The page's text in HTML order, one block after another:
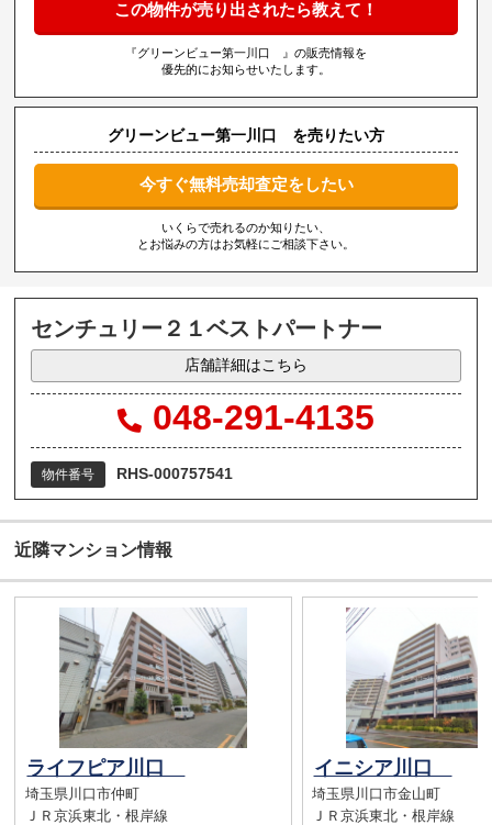
この物件が売り出されたら教えて！
『グリーンビュー第一川口 』の販売情報を
優先的にお知らせいたします。
グリーンビュー第一川口 を売りたい方
今すぐ無料売却査定をしたい
いくらで売れるのか知りたい、
とお悩みの方はお気軽にご相談下さい。
センチュリー２１ベストパートナー
店舗詳細はこちら
048-291-4135
物件番号 RHS-000757541
近隣マンション情報
ライフピア川口
埼玉県川口市仲町
ＪＲ京浜東北・根岸線
イニシア川口
埼玉県川口市金山町
ＪＲ京浜東北・根岸線